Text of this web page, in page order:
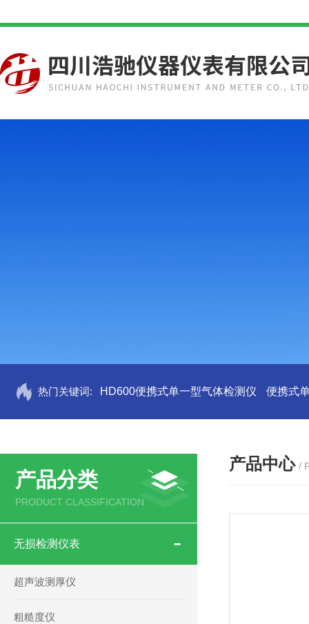
热门关键词: HD600便携式单一型气体检测仪 便携式
产品分类
PRODUCT CLASSIFICATION
无损检测仪表
超声波测厚仪
粗糙度仪
产品中心 /